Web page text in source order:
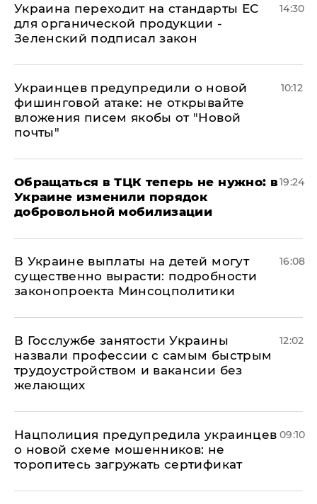
Украина переходит на стандарты ЕС
для органической продукции -
Зеленский подписал закон
14:30
Украинцев предупредили о новой
фишинговой атаке: не открывайте
вложения писем якобы от "Новой
почты"
10:12
Обращаться в ТЦК теперь не нужно: в
Украине изменили порядок
добровольной мобилизации
19:24
В Украине выплаты на детей могут
существенно вырасти: подробности
законопроекта Минсоцполитики
16:08
В Госслужбе занятости Украины
назвали профессии с самым быстрым
трудоустройством и вакансии без
желающих
12:02
Нацполиция предупредила украинцев
о новой схеме мошенников: не
торопитесь загружать сертификат
09:10